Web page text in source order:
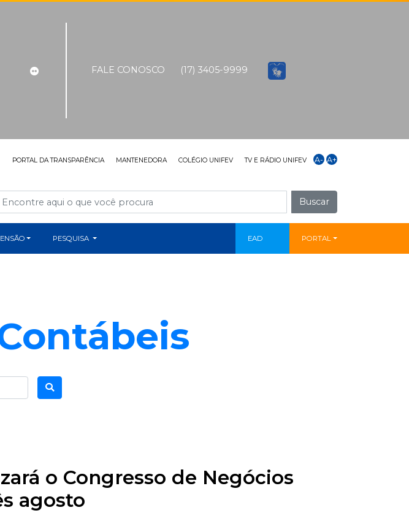
FALE CONOSCO (17) 3405-9999
PORTAL DA TRANSPARÊNCIA MANTENEDORA COLÉGIO UNIFEV TV E RÁDIO UNIFEV A- A+
Buscar
PESQUISA EAD PORTAL
o Congresso de Negócios
agosto